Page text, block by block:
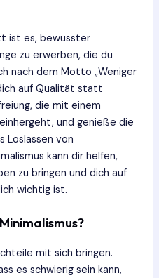
ist es, bewusster
zu erwerben, die du
nach dem Motto „Weniger
auf Qualität statt
die mit einem
und genieße die
Loslassen von
kann dir helfen,
zu bringen und dich auf
wichtig ist.
mit sich bringen.
es schwierig sein kann,